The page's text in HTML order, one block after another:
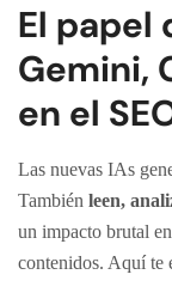
El papel
Gemini,
en el
Las nuevas IAs
También leen,
un impacto brutal
contenidos. Aquí te